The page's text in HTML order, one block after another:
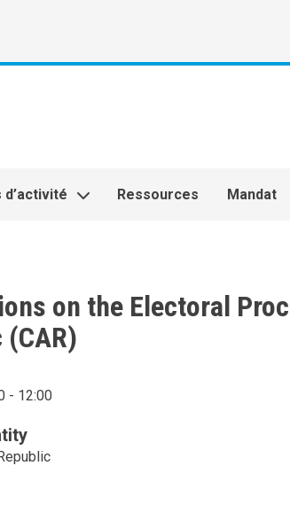
d’activité Ressources Mandat
on the Electoral
- 12:00